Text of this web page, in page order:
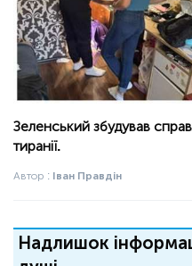
Зеленський збудував
тиранії.
Автор : Іван Правдін
Надлишок